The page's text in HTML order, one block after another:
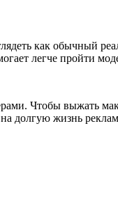
как обычный
легче пройти
Чтобы выжать
долгую жизнь